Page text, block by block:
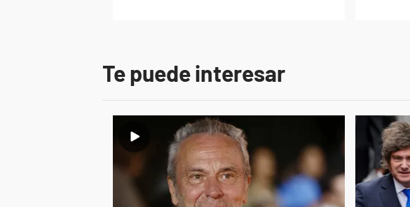
Te puede interesar